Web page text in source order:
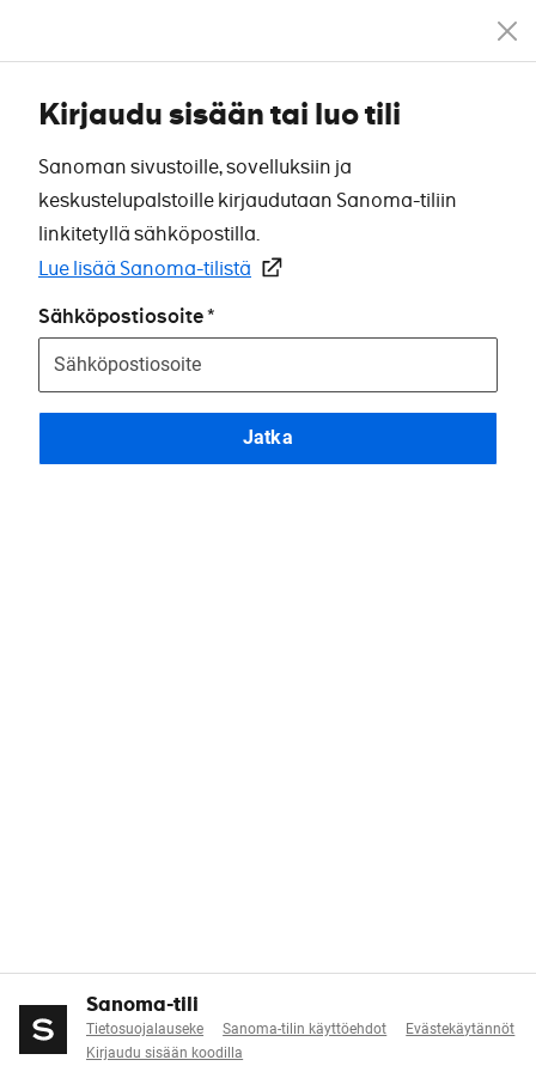
Kirjaudu sisään tai luo tili
Sanoman sivustoille, sovelluksiin ja
keskustelupalstoille kirjaudutaan Sanoma-tiliin
linkitetyllä sähköpostilla.
Lue lisää Sanoma-tilistä
Sähköpostiosoite
Jatka
Sanoma-tili
Tietosuojalauseke Sanoma-tilin käyttöehdot
Evästekäytännöt
Kirjaudu sisään koodilla